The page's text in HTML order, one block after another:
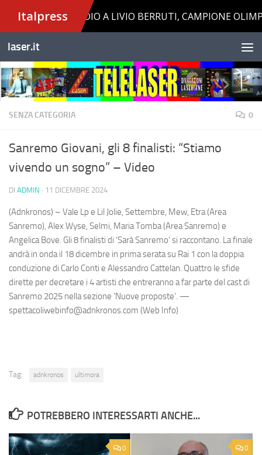
Salta al contenuto
laser.it
SENZA CATEGORIA 0
Sanremo Giovani, gli 8 finalisti: “Stiamo
vivendo un sogno” – Video
DI ADMIN · 11 DICEMBRE 2024
(Adnkronos) – Vale Lp e Lil Jolie, Settembre, Mew, Etra (Area
Sanremo), Alex Wyse, Selmi, Maria Tomba (Area Sanremo) e
Angelica Bove. Gli 8 finalisti di ‘Sarà Sanremo’ si raccontano. La finale
andrà in onda il 18 dicembre in prima serata su Rai 1 con la doppia
conduzione di Carlo Conti e Alessandro Cattelan. Quattro le sfide
dirette per decretare i 4 artisti che entreranno a far parte del cast di
Sanremo 2025 nella sezione ‘Nuove proposte’. —
spettacoliwebinfo@adnkronos.com (Web Info)
Tag: adnkronos ultimora
POTREBBERO INTERESSARTI ANCHE...
0 0